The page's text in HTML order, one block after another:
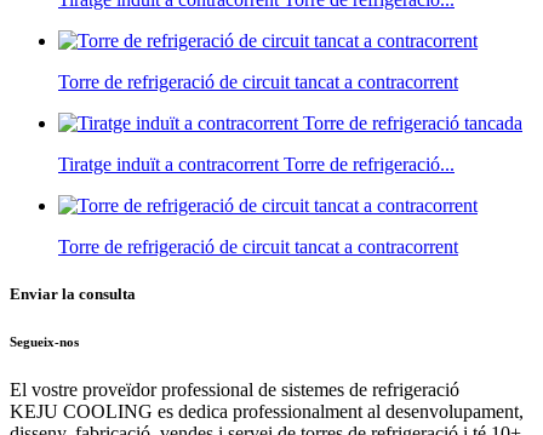
Torre de refrigeració de circuit tancat a contracorrent
Tiratge induït a contracorrent Torre de refrigeració...
Torre de refrigeració de circuit tancat a contracorrent
Enviar la consulta
Segueix-nos
El vostre proveïdor professional de sistemes de refrigeració
KEJU COOLING es dedica professionalment al desenvolupament,